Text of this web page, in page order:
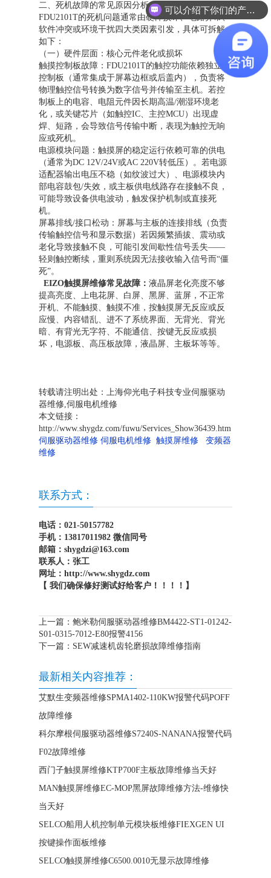
二、死机故障的常见原因分析
FDU2101T的死机问题通常由硬件损坏、电路异常、
软件冲突或环境干扰四大类因素引发，具体可拆解
如下：
（一）硬件层面：核心元件老化或损坏
触摸控制板故障：FDU2101T的触控功能依赖独立的
控制板（通常集成于屏幕边框或后盖内），负责将
物理触控信号转换为数字信号并传输至主机。若控
制板上的电容、电阻元件因长期高温/潮湿环境老
化，或关键芯片（如触控IC、主控MCU）出现虚
焊、短路，会导致信号传输中断，表现为触控无响
应或死机。
电源模块问题：触摸屏的稳定运行依赖可靠的供电
（通常为DC 12V/24V或AC 220V转低压）。若电源
适配器输出电压不稳（如纹波过大）、电源模块内
部电容鼓包/失效，或主板供电线路存在接触不良，
可能导致设备供电波动，触发保护机制或直接死
机。
屏幕排线/接口松动：屏幕与主板的连接排线（负责
传输触控信号和显示数据）若因频繁插拔、震动或
老化导致接触不良，可能引发间歇性信号丢失——
轻则触控断续，重则系统因无法接收输入信号而“僵
死”。
EIZO触摸屏维修常见故障： 液晶屏老化亮度不够
提高亮度、上电花屏、白屏、黑屏、蓝屏，不正常
开机、不能触摸、触摸不准，按触摸屏无反应或反
应慢、内容错乱、进不了系统界面、无背光、背光
暗、有背光无字符、不能通信、按键无反应或损
坏，电源板、高压板故障，液晶屏、主板坏等等。
转载请注明出处：上海仰光电子科技专业伺服驱动
器维修,伺服电机维修
本文链接：
http://www.shygdz.com/fuwu/Services_Show36439.htm
伺服驱动器维修 伺服电机维修 触摸屏维修
变频器
维修
联系方式：
电话：021-50157782
手机：13817011982 微信同号
邮箱：shygdzi@163.com
联系人：张工
网址：http://www.shygdz.com
【 我们确保修好测试好给客户！！！！】
上一篇： 鲍米勒伺服驱动器维修BM4422-ST1-01242-
S01-0315-7012-E80报警4156
下一篇： SEW减速机齿轮磨损故障维修指南
最新相关内容推荐：
艾默生变频器维修SPMA1402-110KW报警代码POFF
故障维修
科尔摩根伺服驱动器维修S7240S-NANANA报警代码
F02故障维修
西门子触摸屏维修KTP700F主板故障维修当天好
MAN触摸屏维修EC-MOP黑屏故障维修方法-维修快
当天好
SELCO船用人机控制单元模块板维修FIEXGEN UI
按键操作面板维修
SELCO触摸屏维修C6500.0010无显示故障维修
可以介绍下你们的产品么？